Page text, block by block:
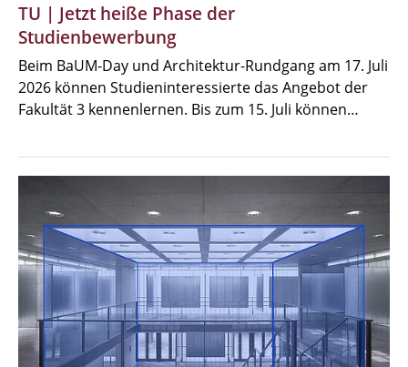
TU | Jetzt heiße Phase der
Studienbewerbung
Beim BaUM-Day und Architektur-Rundgang am 17. Juli
2026 können Studieninteressierte das Angebot der
Fakultät 3 kennenlernen. Bis zum 15. Juli können…